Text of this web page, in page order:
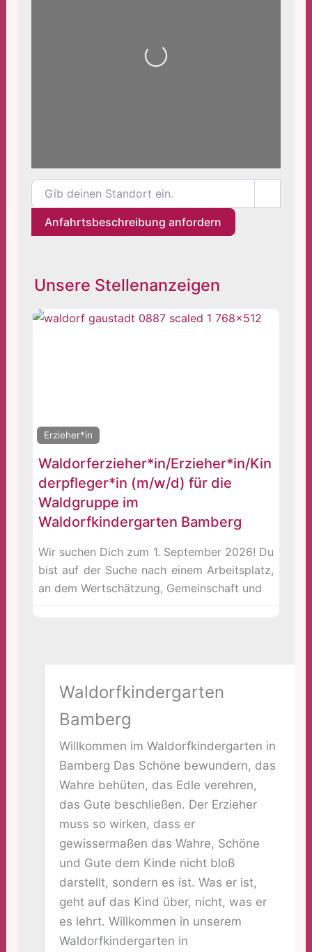
Wird geladen …
Gib deinen Standort ein.
Anfahrtsbeschreibung anfordern
Unsere Stellenanzeigen
Erzieher*in
Waldorferzieher*in/Erzieher*in/Kin
derpfleger*in (m/w/d) für die
Waldgruppe im
Waldorfkindergarten Bamberg
Wir suchen Dich zum 1. September 2026! Du
bist auf der Suche nach einem Arbeitsplatz,
an dem Wertschätzung, Gemeinschaft und
Waldorfkindergarten
Bamberg
Willkommen im Waldorfkindergarten in
Bamberg Das Schöne bewundern, das
Wahre behüten, das Edle verehren,
das Gute beschließen. Der Erzieher
muss so wirken, dass er
gewissermaßen das Wahre, Schöne
und Gute dem Kinde nicht bloß
darstellt, sondern es ist. Was er ist,
geht auf das Kind über, nicht, was er
es lehrt. Willkommen in unserem
Waldorfkindergarten in